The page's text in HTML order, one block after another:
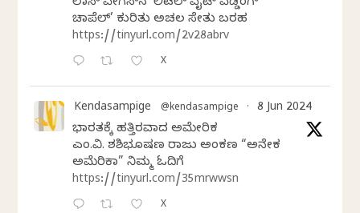
ಚಾಪೆಲ್’ ಕುರಿತು ಅಚಲ ಸೇತು ಬರಹ
https://tinyurl.com/2v28abrv
X
Kendasampige @kendasampige · 8 Jun 2024
ಭಾರತಕ್ಕೆ ಹತ್ತಿರವಾದ ಅಮೇರಿಕ
ಎಂ.ವಿ. ಶಶಿಭೂಷಣ ರಾಜು ಅಂಕಣ “ಅನೇಕ
ಅಮೆರಿಕಾ” ನಿಮ್ಮ ಓದಿಗೆ
https://tinyurl.com/35mrwwsn
X